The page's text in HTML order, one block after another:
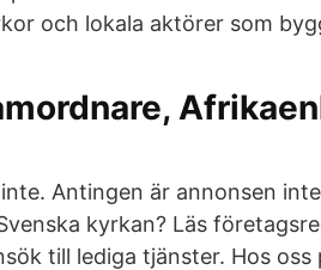
och lokala aktörer som
Antingen är annonsen
kyrkan? Läs
till lediga tjänster. Hos